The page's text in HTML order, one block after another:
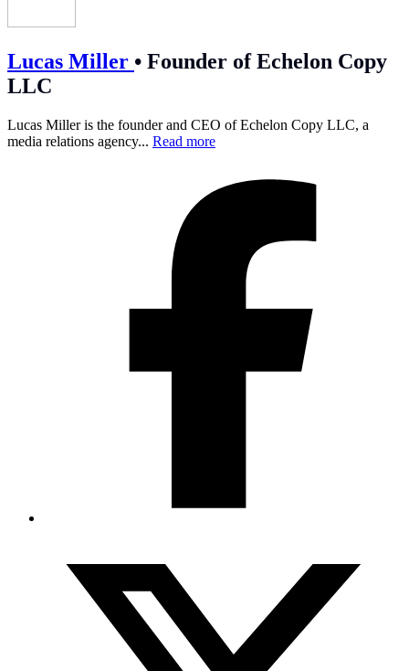
Lucas Miller • Founder of Echelon Copy
LLC
Lucas Miller is the founder and CEO of Echelon Copy LLC, a
media relations agency... Read more